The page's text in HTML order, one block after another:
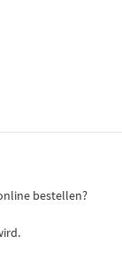
bestellen?